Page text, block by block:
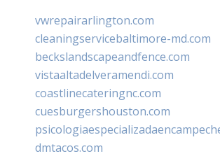
vwrepairarlington.com
cleaningservicebaltimore-md.com
beckslandscapeandfence.com
vistaaltadelveramendi.com
coastlinecateringnc.com
cuesburgershouston.com
dmtacos.com